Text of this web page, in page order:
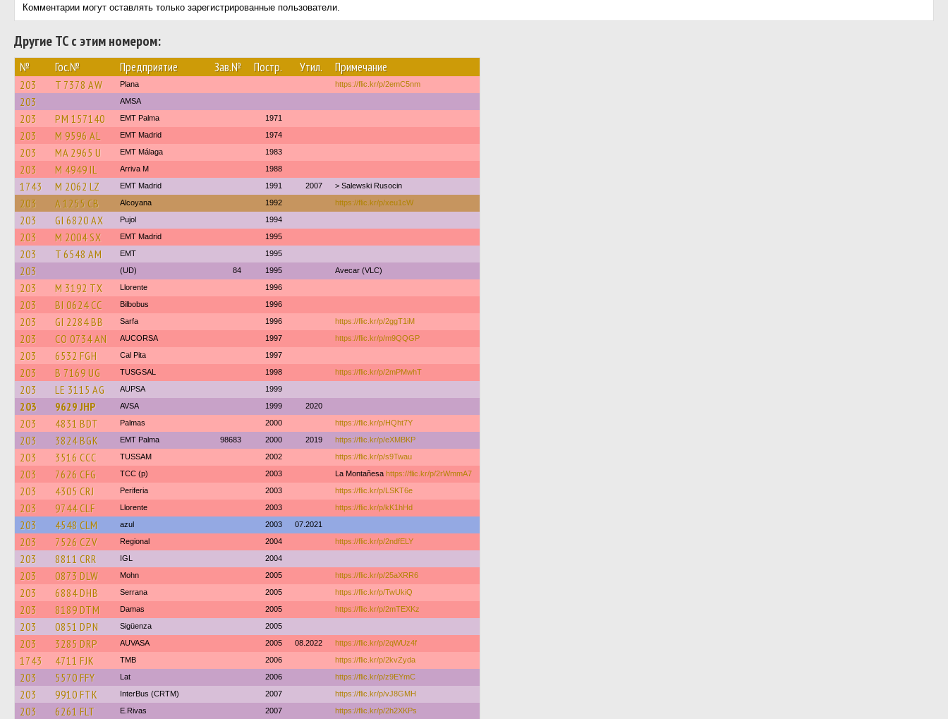
Комментарии могут оставлять только зарегистрированные пользователи.
Другие ТС с этим номером:
№ Гос.№ Предприятие Зав.№ Постр. Утил. Примечание
203 T 7378 AW Plana https://flic.kr/p/2emC5nm
203 AMSA
203 PM 157140 EMT Palma 1971
203 M 9596 AL EMT Madrid 1974
203 MA 2965 U EMT Málaga 1983
203 M 4949 IL Arriva M 1988
1743 M 2062 LZ EMT Madrid 1991 2007 > Salewski Rusocin
203 A 1255 CB Alcoyana 1992 https://flic.kr/p/xeu1cW
203 GI 6820 AX Pujol 1994
203 M 2004 SX EMT Madrid 1995
203 T 6548 AM EMT 1995
203 (UD) 84 1995 Avecar (VLC)
203 M 3192 TX Llorente 1996
203 BI 0624 CC Bilbobus 1996
203 GI 2284 BB Sarfa 1996 https://flic.kr/p/2ggT1iM
203 CO 0734 AN AUCORSA 1997 https://flic.kr/p/m9QQGP
203 6532 FGH Cal Pita 1997
203 B 7169 UG TUSGSAL 1998 https://flic.kr/p/2mPMwhT
203 LE 3115 AG AUPSA 1999
203 9629 JHP AVSA 1999 2020
203 4831 BDT Palmas 2000 https://flic.kr/p/HQht7Y
203 3824 BGK EMT Palma 98683 2000 2019 https://flic.kr/p/eXMBKP
203 3516 CCC TUSSAM 2002 https://flic.kr/p/s9Twau
203 7626 CFG TCC (p) 2003 La Montañesa https://flic.kr/p/2rWmmA7
203 4305 CRJ Periferia 2003 https://flic.kr/p/LSKT6e
203 9744 CLF Llorente 2003 https://flic.kr/p/kK1hHd
203 4548 CLM azul 2003 07.2021
203 7526 CZV Regional 2004 https://flic.kr/p/2ndfELY
203 8811 CRR IGL 2004
203 0873 DLW Mohn 2005 https://flic.kr/p/25aXRR6
203 6884 DHB Serrana 2005 https://flic.kr/p/TwUkiQ
203 8189 DTM Damas 2005 https://flic.kr/p/2mTEXKz
203 0851 DPN Sigüenza 2005
203 3285 DRP AUVASA 2005 08.2022 https://flic.kr/p/2qWUz4f
1743 4711 FJK TMB 2006 https://flic.kr/p/2kvZyda
203 5570 FFY Lat 2006 https://flic.kr/p/z9EYmC
203 9910 FTK InterBus (CRTM) 2007 https://flic.kr/p/vJ8GMH
203 6261 FLT E.Rivas 2007 https://flic.kr/p/2h2XKPs